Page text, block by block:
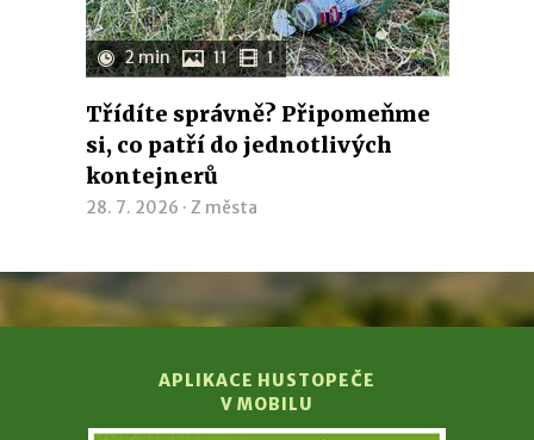
2 min 11 1
Třídíte správně? Připomeňme
si, co patří do jednotlivých
kontejnerů
28. 7. 2026 · Z města
APLIKACE HUSTOPEČE
V MOBILU